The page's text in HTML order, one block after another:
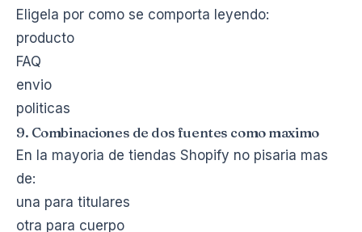
Eligela por como se comporta leyendo:
producto
FAQ
envio
politicas
9. Combinaciones de dos fuentes como maximo
En la mayoria de tiendas Shopify no pisaria mas
de:
una para titulares
otra para cuerpo